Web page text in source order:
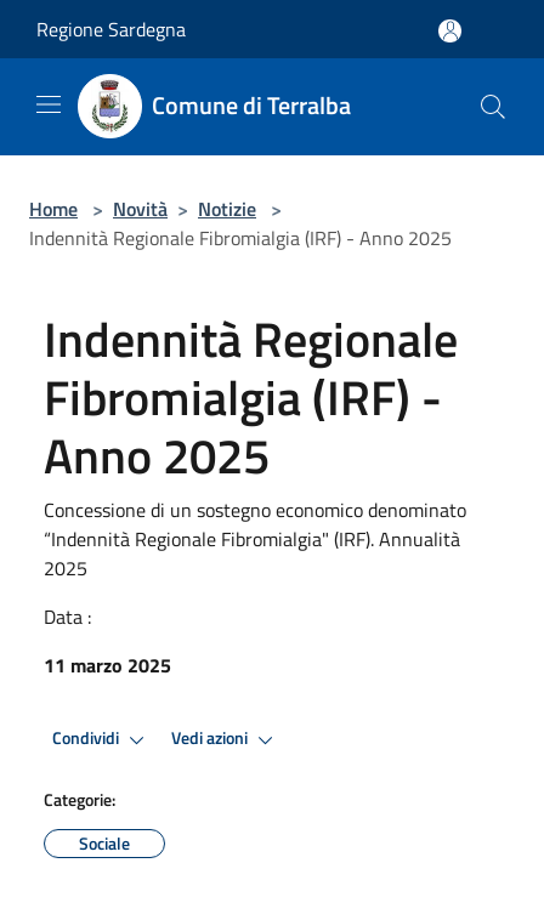
Regione Sardegna
Comune di Terralba
Home > Novità > Notizie >
Indennità Regionale Fibromialgia (IRF) - Anno 2025
Indennità Regionale
Fibromialgia (IRF) -
Anno 2025
Concessione di un sostegno economico denominato
“Indennità Regionale Fibromialgia" (IRF). Annualità
2025
Data :
11 marzo 2025
Condividi Vedi azioni
Categorie:
Sociale